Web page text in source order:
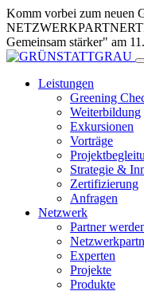
Skip
to
Content
Komm vorbei zum
Gemeinsam stärker" am
Leistungen
Greening
Weiterbildung
Exkursionen
Vorträge
Strategie &
Zertifizierung
Anfragen
Netzwerk
Partner
Experten
Projekte
Produkte